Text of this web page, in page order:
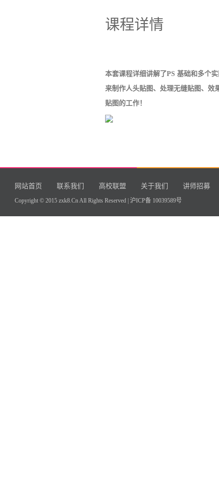
课程详情
本套课程详细讲解了PS 基础和多个
来制作人头贴图、处理无缝贴图、效
贴图的工作！
网站首页 联系我们 高校联盟 关于我们 讲师招募
Copyright © 2015 zxk8.Cn All Rights Reserved | 沪ICP备 10039589号